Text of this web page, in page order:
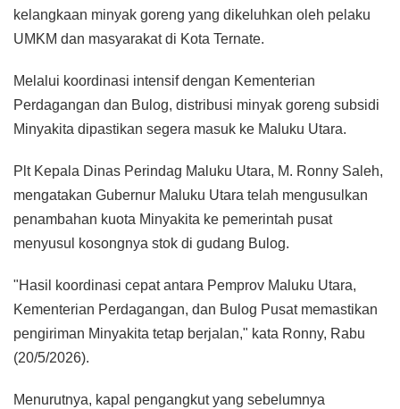
kelangkaan minyak goreng yang dikeluhkan oleh pelaku
UMKM dan masyarakat di Kota Ternate.
Melalui koordinasi intensif dengan Kementerian
Perdagangan dan Bulog, distribusi minyak goreng subsidi
Minyakita dipastikan segera masuk ke Maluku Utara.
Plt Kepala Dinas Perindag Maluku Utara, M. Ronny Saleh,
mengatakan Gubernur Maluku Utara telah mengusulkan
penambahan kuota Minyakita ke pemerintah pusat
menyusul kosongnya stok di gudang Bulog.
"Hasil koordinasi cepat antara Pemprov Maluku Utara,
Kementerian Perdagangan, dan Bulog Pusat memastikan
pengiriman Minyakita tetap berjalan," kata Ronny, Rabu
(20/5/2026).
Menurutnya, kapal pengangkut yang sebelumnya